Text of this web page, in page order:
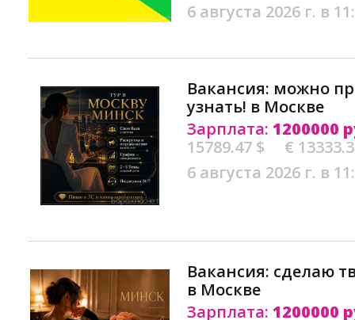
6 августа 2026 г. в
Вакансия: можно
узнать! в Москве
Зарплата: 1200000
15789.47 $
€
6 августа 2026 г. в
Вакансия: сделаю
в Москве
Зарплата: 1200000